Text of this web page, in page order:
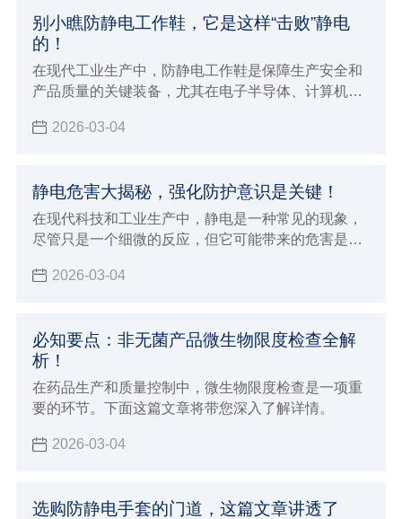
别小瞧防静电工作鞋，它是这样“击败”静电
的！
在现代工业生产中，防静电工作鞋是保障生产安全和
产品质量的关键装备，尤其在电子半导体、计算机、
2026-03-04
静电危害大揭秘，强化防护意识是关键！
在现代科技和工业生产中，静电是一种常见的现象，
尽管只是一个细微的反应，但它可能带来的危害是不
篇文章您一定要点进来看看，防静电的重要性不仅关
2026-03-04
必知要点：非无菌产品微生物限度检查全解
析！
在药品生产和质量控制中，微生物限度检查是一项重
要的环节。下面这篇文章将带您深入了解详情。
2026-03-04
选购防静电手套的门道，这篇文章讲透了